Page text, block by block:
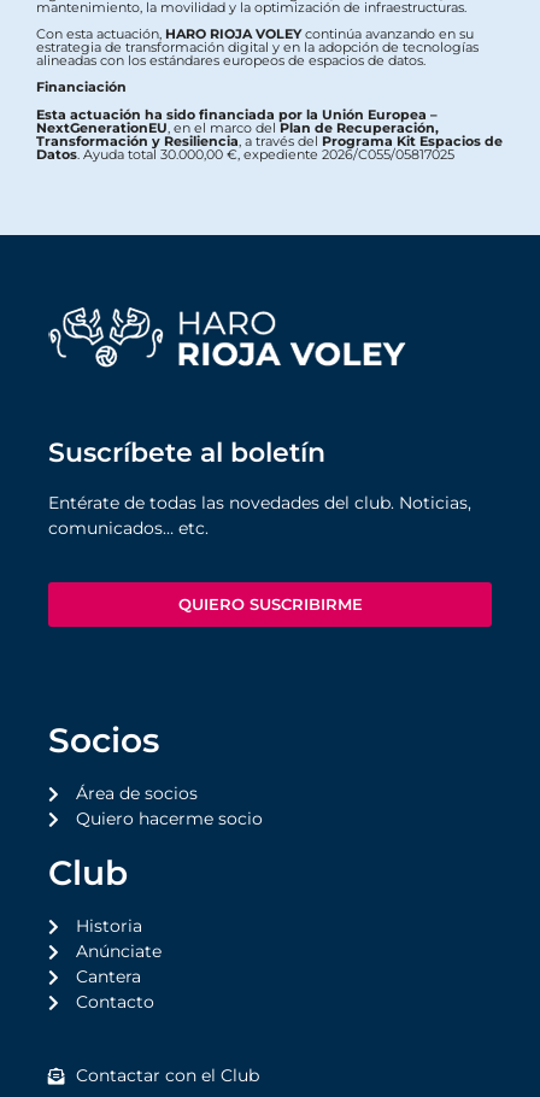
mantenimiento, la movilidad y la optimización de infraestructuras.
Con esta actuación, HARO RIOJA VOLEYcontinúa avanzando en su
estrategia de transformación digital y en la adopción de tecnologías
alineadas con los estándares europeos de espacios de datos.
Financiación
Esta actuación ha sido financiada por la Unión Europea –
NextGenerationEU , en el marco delPlan de Recuperación,
Transformación y Resiliencia , a través del Programa Kit Espacios de
Datos . Ayuda total 30.000,00 €, expediente 2026/C055/05817025
Suscríbete al boletín
Entérate de todas las novedades del club. Noticias,
comunicados… etc.
QUIERO SUSCRIBIRME
Socios
Área de socios
Quiero hacerme socio
Club
Historia
Anúnciate
Cantera
Contacto
Contactar con el Club